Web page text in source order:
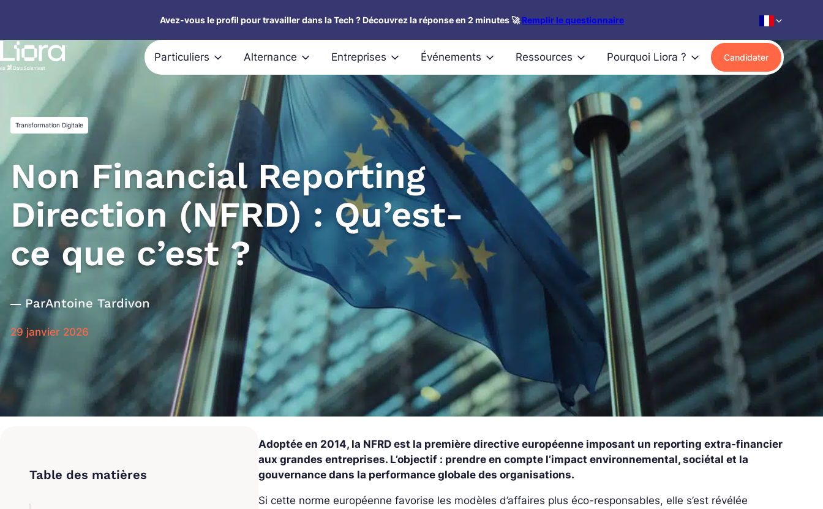
contenu
Avez-vous le profil pour travailler dans la Tech ? Découvrez la réponse en 2 minutes 🚀Remplir le questionnaire
Particuliers Alternance Entreprises Événements Ressources Pourquoi Liora ? Candidater
Transformation Digitale
Non Financial Reporting
Direction (NFRD) : Qu’est-
ce que c’est ?
ParAntoine Tardivon
29 janvier 2026
Adoptée en 2014, la NFRD est la première directive européenne imposant un reporting extra-financier
aux grandes entreprises. L’objectif : prendre en compte l’impact environnemental, sociétal et la
gouvernance dans la performance globale des organisations.
Si cette norme européenne favorise les modèles d’affaires plus éco-responsables, elle s’est révélée